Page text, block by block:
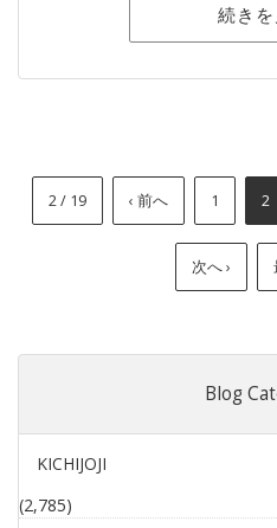
続きを
2 / 19 ‹ 前へ 1 2
次へ ›
Blog
KICHIJOJI
(2,785)